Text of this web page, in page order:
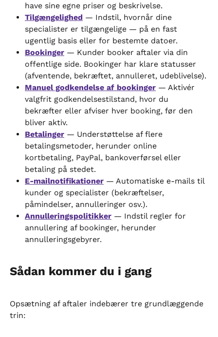
have sine egne priser og beskrivelse.
Tilgængelighed — Indstil, hvornår dine
specialister er tilgængelige — på en fast
ugentlig basis eller for bestemte datoer.
Bookinger — Kunder booker aftaler via din
offentlige side. Bookinger har klare statusser
(afventende, bekræftet, annulleret, udeblivelse).
Manuel godkendelse af bookinger — Aktivér
valgfrit godkendelsestilstand, hvor du
bekræfter eller afviser hver booking, før den
bliver aktiv.
Betalinger — Understøttelse af flere
betalingsmetoder, herunder online
kortbetaling, PayPal, bankoverførsel eller
betaling på stedet.
E-mailnotifikationer — Automatiske e-mails til
kunder og specialister (bekræftelser,
påmindelser, annulleringer osv.).
Annulleringspolitikker — Indstil regler for
annullering af bookinger, herunder
annulleringsgebyrer.
Sådan kommer du i gang
Opsætning af aftaler indebærer tre grundlæggende
trin: